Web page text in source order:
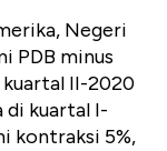
Negeri
PDB minus
kuartal II-2020
di kuartal I-
kontraksi 5%,